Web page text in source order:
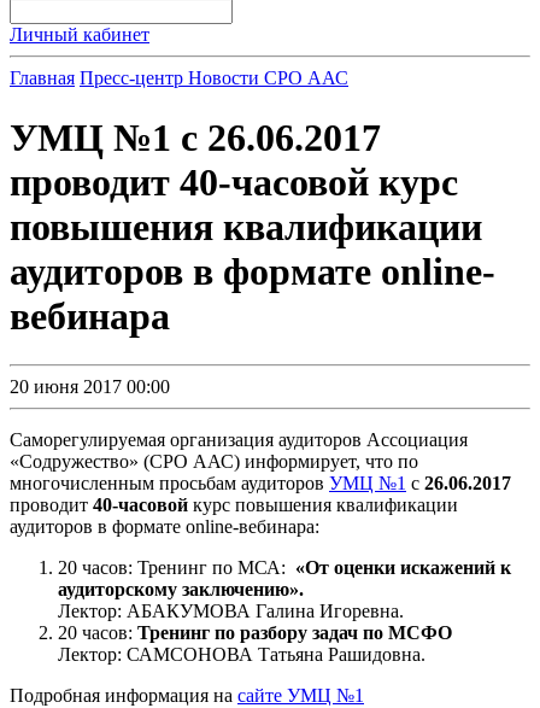
Личный кабинет
Главная Пресс-центр Новости СРО ААС
УМЦ №1 с 26.06.2017
проводит 40-часовой курс
повышения квалификации
аудиторов в формате online-
вебинара
20 июня 2017 00:00
Саморегулируемая организация аудиторов Ассоциация
«Содружество» (СРО ААС) информирует, что по
многочисленным просьбам аудиторов УМЦ №1 с 26.06.2017
проводит 40-часовой курс повышения квалификации
аудиторов в формате online-вебинара:
20 часов: Тренинг по МСА: «От оценки искажений к
аудиторскому заключению».
Лектор: АБАКУМОВА Галина Игоревна.
20 часов: Тренинг по разбору задач по МСФО
Лектор: САМСОНОВА Татьяна Рашидовна.
Подробная информация на сайте УМЦ №1